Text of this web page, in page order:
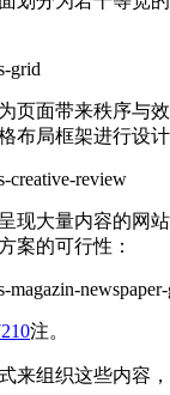
页面带来秩序与
布局框架进行设
现大量内容的网
案的可行性：
注。
来组织这些内容